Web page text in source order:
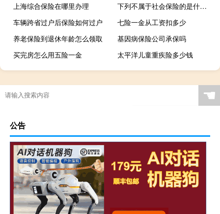
上海综合保险在哪里办理
下列不属于社会保险的是什么保险
车辆跨省过户后保险如何过户
七险一金从工资扣多少
养老保险到退休年龄怎么领取
基因病保险公司承保吗
买完房怎么用五险一金
太平洋儿童重疾险多少钱
☚
公告